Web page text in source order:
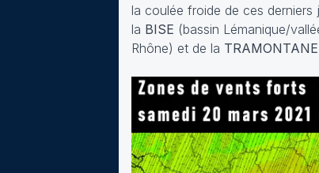
la coulée froide de ces
la BISE (bassin Lémanique/
Rhône) et de la TRAMONTANE